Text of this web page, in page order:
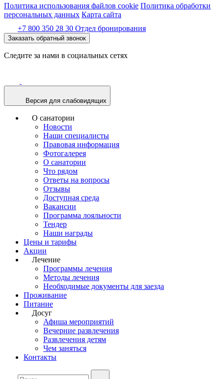
Политика использования файлов cookie Политика обработки
персональных данных Карта сайта
+7 800 350 28 30 Отдел бронирования
Заказать обратный звонок
Следите за нами в социальных сетях
Версия для слабовидящих
О санатории
Новости
Наши специалисты
Правовая информация
Фотогалерея
О санатории
Что рядом
Ответы на вопросы
Отзывы
Доступная среда
Вакансии
Программа лояльности
Тендер
Наши награды
Цены и тарифы
Акции
Лечение
Программы лечения
Методы лечения
Необходимые документы для заезда
Проживание
Питание
Досуг
Афиша мероприятий
Вечерние развлечения
Развлечения детям
Чем заняться
Контакты